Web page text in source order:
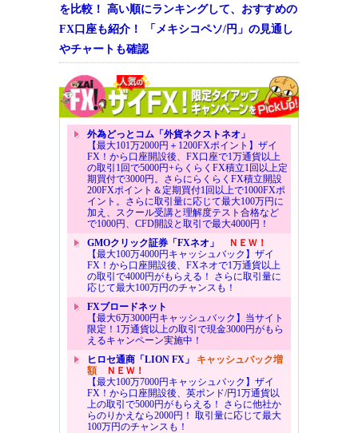
を比較！ 高い順にランキングして、おすすめの
FX口座も紹介！ 「メキシコペソ/円」の見通し
やチャートも確認
外為どっとコム「外貨ネクストネオ」
【最大101万2000円＋1200FXポイント】ザイ
FX！から口座開設後、FX口座で1万通貨以上
の取引1回で5000円+らくらくFX積立1回以上定
期買付で3000円。さらにらくらくFX積立開設
200FXポイント＆定期買付1回以上で1000FXポ
イント。さらに取引量に応じて最大100万円に
加え、スクール受講と理解度テスト合格など
で1000円、CFD開設と取引で最大4000円！
GMOクリック証券「FXネオ」
ＮＥＷ！
【最大100万4000円キャッシュバック】ザイ
FX！から口座開設後、FXネオで1万通貨以上
の取引で4000円がもらえる！ さらに取引量に
応じて最大100万円のチャンスも！
FXブロードネット
【最大6万3000円キャッシュバック】当サイト
限定！1万通貨以上の取引で現金3000円がもら
えるキャンペーン実施中！
ヒロセ通商「LION FX」 キャッシュバック増
額ＮＥＷ！
【最大100万7000円キャッシュバック】ザイ
FX！から口座開設後、英ポンド/円1万通貨以
上の取引で5000円がもらえる！ さらに他社か
らのりかえなら2000円！ 取引量に応じて最大
100万円のチャンスも！